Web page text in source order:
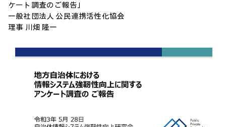
ケート調査のご報告」
一般社団法人 公民連携活性化協会
理事 川畑 隆一